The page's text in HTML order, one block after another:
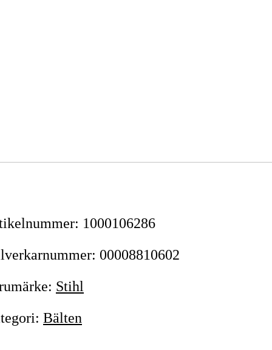
: 1000106286
: 00008810602
: Stihl
: Bälten